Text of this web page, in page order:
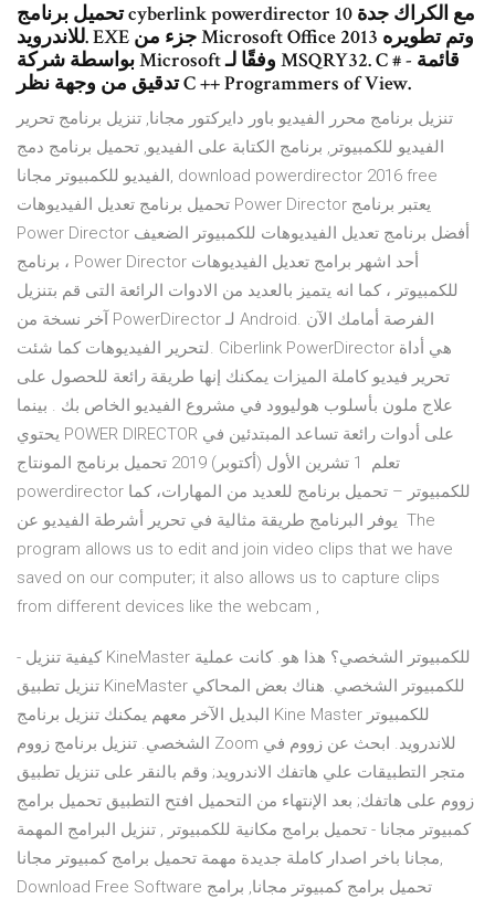
تحميل برنامج cyberlink powerdirector 10 مع الكراك جدة
للاندرويد. EXE جزء من Microsoft Office 2013 وتم تطويره
بواسطة شركة Microsoft وفقًا لـ MSQRY32. C # - قائمة
تدقيق من وجهة نظر C ++ Programmers of View.
تنزيل برنامج محرر الفيديو باور دايركتور مجانا, تنزيل برنامج تحرير
الفيديو للكمبيوتر, برنامج الكتابة على الفيديو, تحميل برنامج دمج
الفيديو للكمبيوتر مجانا, download powerdirector 2016 free
تحميل برنامج تعديل الفيديوهات Power Director يعتبر برنامج
Power Director أفضل برنامج تعديل الفيديوهات للكمبيوتر الضعيف
، برنامج Power Director أحد اشهر برامج تعديل الفيديوهات
للكمبيوتر ، كما انه يتميز بالعديد من الادوات الرائعة التى قم بتنزيل
آخر نسخة من PowerDirector لـ Android. الفرصة أمامك الآن
لتحرير الفيديوهات كما شئت. Ciberlink PowerDirector هي أداة
تحرير فيديو كاملة الميزات يمكنك إنها طريقة رائعة للحصول على
علاج ملون بأسلوب هوليوود في مشروع الفيديو الخاص بك . بينما
يحتوي POWER DIRECTOR على أدوات رائعة تساعد المبتدئين في
تعلم 1 تشرين الأول (أكتوبر) 2019 تحميل برنامج المونتاج
powerdirector للكمبيوتر – تحميل برنامج للعديد من المهارات، كما
يوفر البرنامج طريقة مثالية في تحرير أشرطة الفيديو عن The
program allows us to edit and join video clips that we have
saved on our computer; it also allows us to capture clips
from different devices like the webcam ,
- كيفية تنزيل KineMaster للكمبيوتر الشخصي؟ هذا هو. كانت عملية
تنزيل تطبيق KineMaster للكمبيوتر الشخصي. هناك بعض المحاكي
البديل الآخر معهم يمكنك تنزيل برنامج Kine Master للكمبيوتر
الشخصي. تنزيل برنامج زووم Zoom للاندرويد. ابحث عن زووم في
متجر التطبيقات علي هاتفك الاندرويد; وقم بالنقر على تنزيل تطبيق
زووم على هاتفك; بعد الإنتهاء من التحميل افتح التطبيق تحميل برامج
كمبيوتر مجانا - تحميل برامج مكانية للكمبيوتر , تنزيل البرامج المهمة
مجانا باخر اصدار كاملة جديدة مهمة تحميل برامج كمبيوتر مجانا,
Download Free Software تحميل برامج كمبيوتر مجانا, برامج